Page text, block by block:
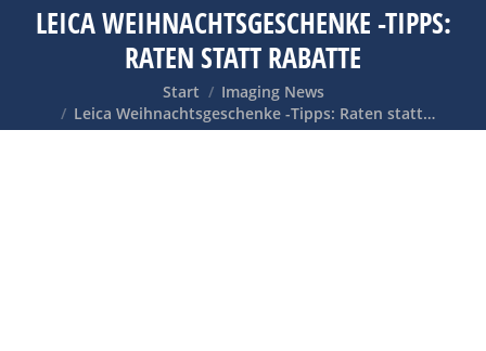
LEICA WEIHNACHTSGESCHENKE -TIPPS:
RATEN STATT RABATTE
Sie befinden sich hier:
Start
Imaging News
Leica Weihnachtsgeschenke -Tipps: Raten statt…